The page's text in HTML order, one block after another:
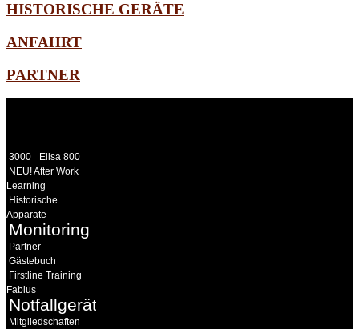
HISTORISCHE GERÄTE
ANFAHRT
PARTNER
3000
Elisa 800
NEU! After Work
Learning
Historische
Apparate
Monitoring
Partner
Gästebuch
Firstline Training
Fabius
Notfallgeräte
Mitgliedschaften